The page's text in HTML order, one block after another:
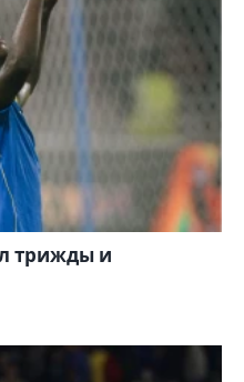
трижды и